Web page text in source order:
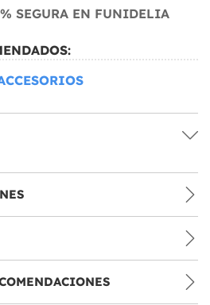
SEGURA EN FUNIDELIA